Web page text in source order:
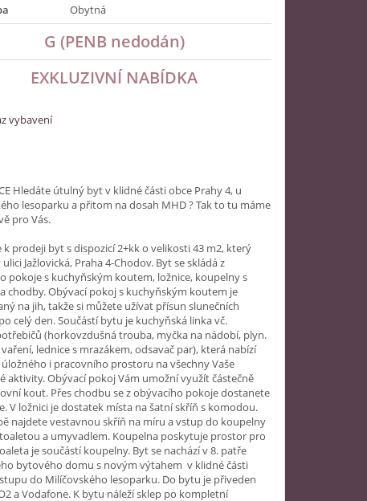
Obytná
G (PENB nedodán)
EXKLUZIVNÍ NABÍDKA
vybavení
Hledáte útulný byt v klidné části obce Prahy 4, u
lesoparku a přitom na dosah MHD ? Tak to tu máme
pro Vás.
k prodeji byt s dispozicí 2+kk o velikosti 43 m2, který
Jažlovická, Praha 4-Chodov. Byt se skládá z
pokoje s kuchyňským koutem, ložnice, koupelny s
chodby. Obývací pokoj s kuchyňským koutem je
na jih, takže si můžete užívat přísun slunečních
celý den. Součástí bytu je kuchyňská linka vč.
(horkovzdušná trouba, myčka na nádobí, plyn.
lednice s mrazákem, odsavač par), která nabízí
i pracovního prostoru na všechny Vaše
aktivity. Obývací pokoj Vám umožní využít částečně
kout. Přes chodbu se z obývacího pokoje dostanete
V ložnici je dostatek místa na šatní skříň s komodou.
najdete vestavnou skříň na míru a vstup do koupelny
a umyvadlem. Koupelna poskytuje prostor pro
je součástí koupelny. Byt se nachází v 8. patře
bytového domu s novým výtahem v klidné části
do Milíčovského lesoparku. Do bytu je přiveden
a Vodafone. K bytu náleží sklep po kompletní